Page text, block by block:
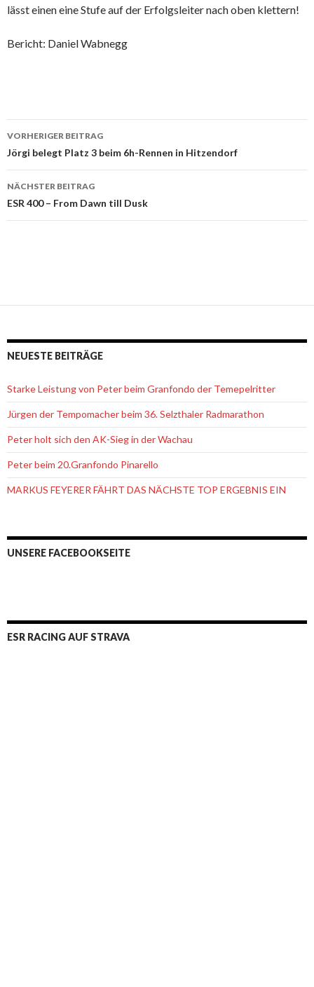
lässt einen eine Stufe auf der Erfolgsleiter nach oben klettern!
Bericht: Daniel Wabnegg
Beitrags-
Navigation
VORHERIGER BEITRAG
Jörgi belegt Platz 3 beim 6h-Rennen in Hitzendorf
NÄCHSTER BEITRAG
ESR 400 – From Dawn till Dusk
NEUESTE BEITRÄGE
Starke Leistung von Peter beim Granfondo der Temepelritter
Jürgen der Tempomacher beim 36. Selzthaler Radmarathon
Peter holt sich den AK-Sieg in der Wachau
Peter beim 20.Granfondo Pinarello
MARKUS FEYERER FÄHRT DAS NÄCHSTE TOP ERGEBNIS EIN
UNSERE FACEBOOKSEITE
ESR RACING AUF STRAVA